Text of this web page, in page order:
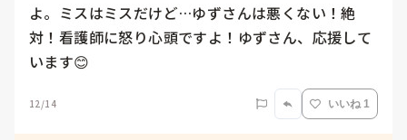
よ。ミスはミスだけど…ゆずさんは悪くない！絶
対！看護師に怒り心頭ですよ！ゆずさん、応援して
います😊
12/14 いいね 1